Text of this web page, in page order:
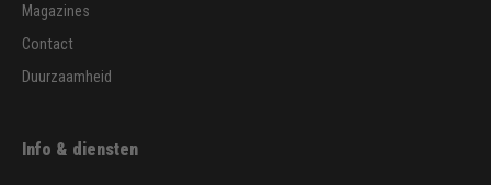
Magazines
Contact
Duurzaamheid
Info & diensten